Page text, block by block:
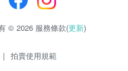
© 2026 服務條款(更新)
| 拍賣使用規範